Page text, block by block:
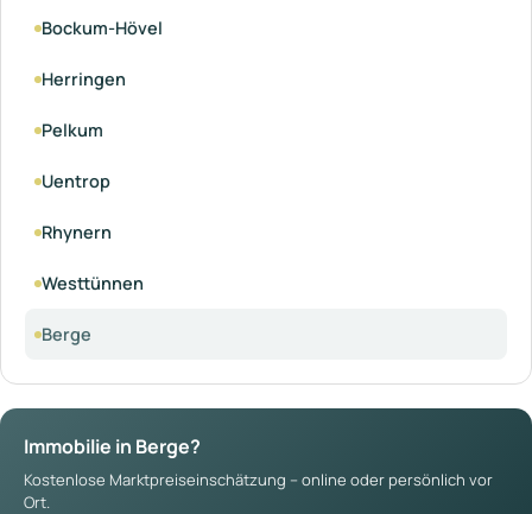
Bockum-Hövel
Herringen
Pelkum
Uentrop
Rhynern
Westtünnen
Berge
Immobilie in Berge?
Kostenlose Marktpreiseinschätzung – online oder persönlich vor
Ort.